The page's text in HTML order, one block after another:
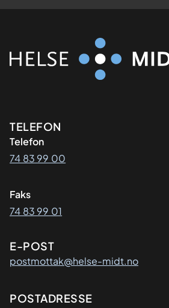
Kontaktinformasjon
TELEFON
Telefon
74 83 99 00
Faks
74 83 99 01
E-POST
postmottak@helse-midt.no
Adresse
POSTADRESSE